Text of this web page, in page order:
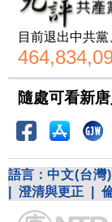
目前退出中共
隨處可看新
語言： 中文(台灣)
澄清與更正